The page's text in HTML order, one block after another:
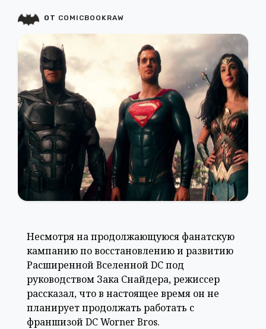
Несмотря на продолжающуюся фанатскую
кампанию по восстановлению и развитию
Расширенной Вселенной DC под
руководством Зака ​​Снайдера, режиссер
рассказал, что в настоящее время он не
планирует продолжать работать с
франшизой DC Worner Bros.
ОТ COMICBOOKRAW